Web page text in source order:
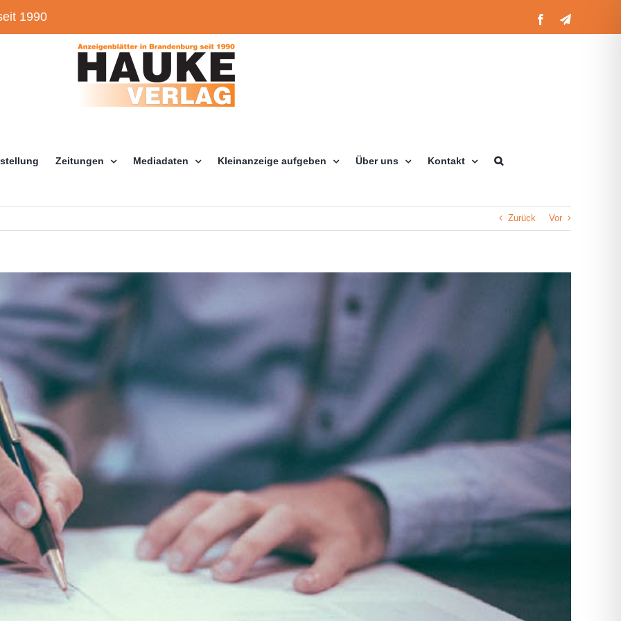
1990 FacebookTelegram
Zeitungen Mediadaten Kleinanzeige aufgeben Über uns Kontakt
Zurück Vor